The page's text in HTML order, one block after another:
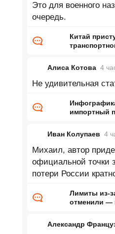
Это для военного
очередь.
Китай
Алиса Котова 4
Не удивительная
импортный
Иван Колупаев 4
Михаил, автор
официальной точки
потери России
Лимиты из-
отменили —
Александр